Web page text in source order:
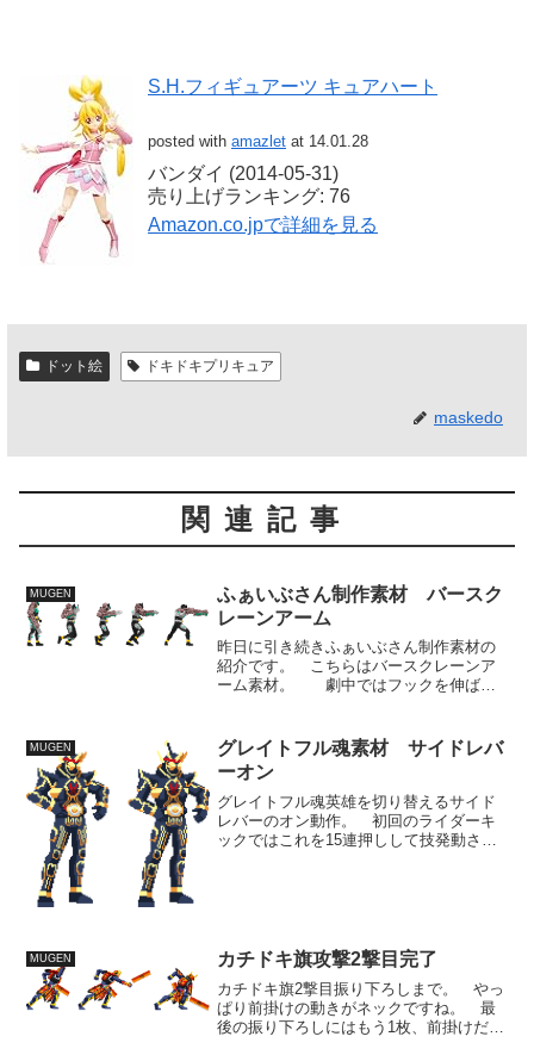
S.H.フィギュアーツ キュアハート
posted with amazlet at 14.01.28
バンダイ (2014-05-31)
売り上げランキング: 76
Amazon.co.jpで詳細を見る
ドット絵 ドキドキプリキュア
maskedo
関連記事
MUGEN
ふぁいぶさん制作素材 バースク
レーンアーム
昨日に引き続きふぁいぶさん制作素材の
紹介です。 こちらはバースクレーンア
ーム素材。 劇中ではフックを伸ばし
相手を攻撃するならこのまま使えそうで
すし掴んで投げるといった...
MUGEN
グレイトフル魂素材 サイドレバ
ーオン
グレイトフル魂英雄を切り替えるサイド
レバーのオン動作。 初回のライダーキ
ックではこれを15連押しして技発動させ
MUGEN カチドキ旗攻撃2撃目完了
カチドキ旗2撃目振り下ろしまで。 やっ
ぱり前掛けの動きがネックですね。 最
後の振り下ろしにはもう1枚、前掛けだけ